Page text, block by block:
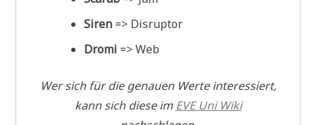
Siren => Disruptor
Dromi => Web
Wer sich für die genauen Werte interessiert,
kann sich diese imEVE Uni Wiki